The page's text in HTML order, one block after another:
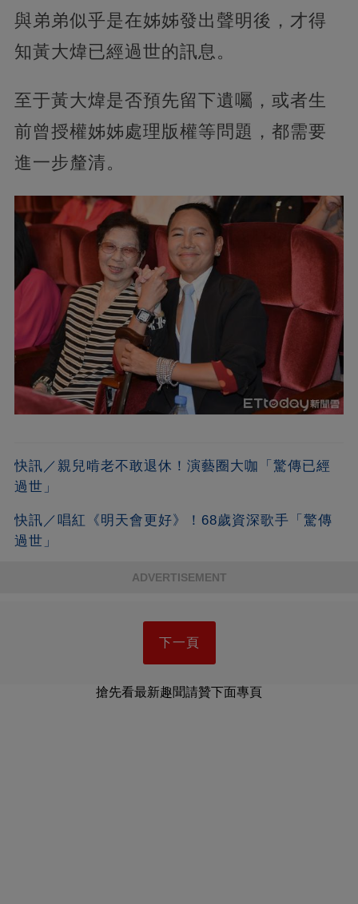
與弟弟似乎是在姊姊發出聲明後，才得
知黃大煒已經過世的訊息。
至于黃大煒是否預先留下遺囑，或者生
前曾授權姊姊處理版權等問題，都需要
進一步釐清。
快訊／親兒啃老不敢退休！演藝圈大咖「驚傳已經
過世」
快訊／唱紅《明天會更好》！68歲資深歌手「驚傳
過世」
ADVERTISEMENT
下一頁
搶先看最新趣聞請贊下面專頁